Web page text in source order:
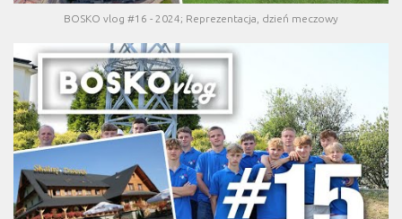
BOSKO vlog #16 - 2024; Reprezentacja, dzień meczowy